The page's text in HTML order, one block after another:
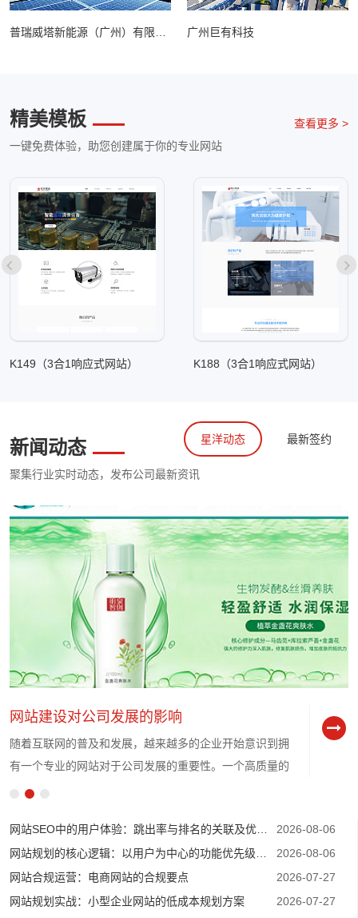
普瑞威塔新能源（广州）有限公司 广州巨有科技
查看更多 >
精美模板
一键免费体验，助您创建属于你的专业网站
K149（3合1响应式网站） K188（3合1响应式网站）
星洋动态 最新签约
新闻动态
聚集行业实时动态，发布公司最新资讯
网站建设对公司发展的影响
随着互联网的普及和发展，越来越多的企业开始意识到拥
有一个专业的网站对于公司发展的重要性。一个高质量的
网站不仅可以提高公司的知名度和形象，还可以为企业带
2026-08-06
网站SEO中的用户体验：跳出率与排名的关联及优化方法
2026-08-06
网站规划的核心逻辑：以用户为中心的功能优先级排序
2026-07-27
网站合规运营：电商网站的合规要点
2026-07-27
网站规划实战：小型企业网站的低成本规划方案